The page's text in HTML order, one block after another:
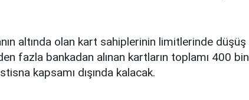
altında olan kart sahiplerinin limitlerinde düşüş
fazla bankadan alınan kartların toplamı 400 bin
kapsamı dışında kalacak.